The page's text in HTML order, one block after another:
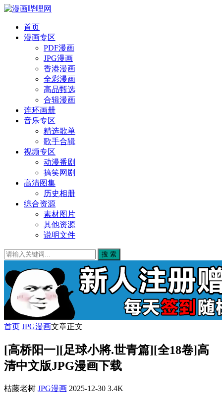
首页
漫画专区
PDF漫画
JPG漫画
香港漫画
全彩漫画
高品甄选
合辑漫画
连环画册
音乐专区
精选歌单
歌手合辑
视频专区
动漫番剧
搞笑网剧
高清图集
历史相册
综合资源
素材图片
其他资源
说明文件
搜 索
首页 JPG漫画文章正文
[高桥阳一][足球小將.世青篇][全18卷]高
清中文版JPG漫画下载
枯藤老树 JPG漫画 2025-12-30 3.4K